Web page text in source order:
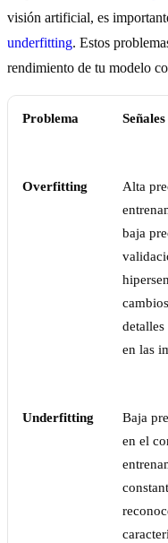
visión artificial, es
underfitting. Estos
rendimiento de tu modelo
Problema
Overfitting
Alta
baja
en las
Underfitting
Baja
en el